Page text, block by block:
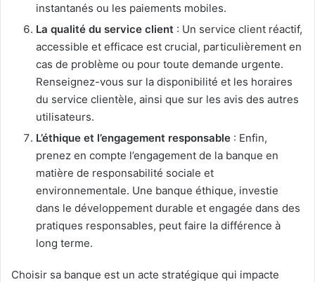
instantanés ou les paiements mobiles.
La qualité du service client : Un service client réactif,
accessible et efficace est crucial, particulièrement en
cas de problème ou pour toute demande urgente.
Renseignez-vous sur la disponibilité et les horaires
du service clientèle, ainsi que sur les avis des autres
utilisateurs.
L’éthique et l’engagement responsable : Enfin,
prenez en compte l’engagement de la banque en
matière de responsabilité sociale et
environnementale. Une banque éthique, investie
dans le développement durable et engagée dans des
pratiques responsables, peut faire la différence à
long terme.
Choisir sa banque est un acte stratégique qui impacte